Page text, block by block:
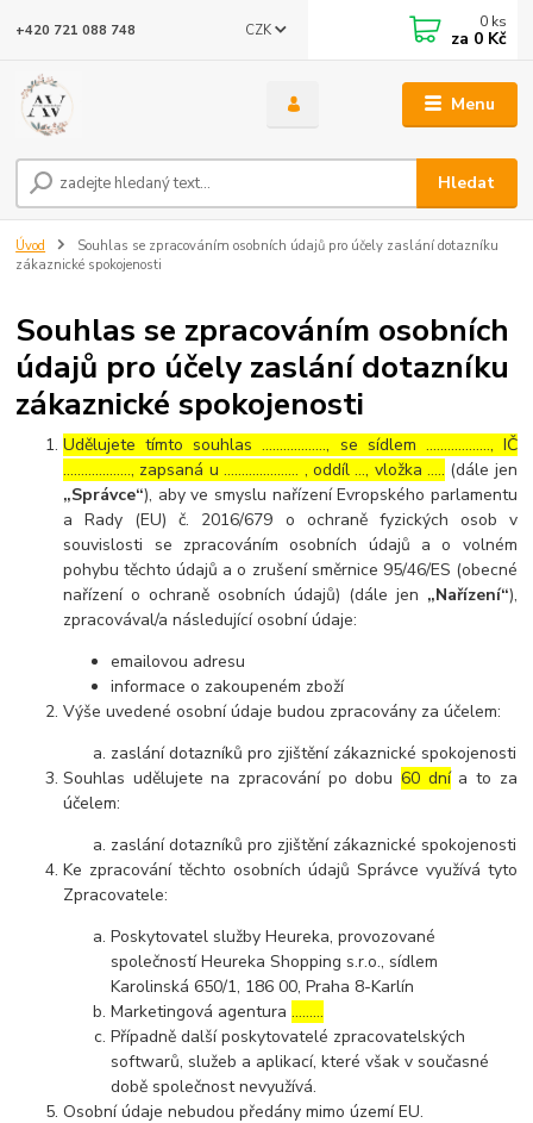
Menu
CZK
Hledat
+420 721 088 748 0 ks
za 0 Kč
Úvod
Souhlas se zpracováním osobních údajů pro účely zaslání dotazníku
zákaznické spokojenosti
Souhlas se zpracováním osobních
údajů pro účely zaslání dotazníku
zákaznické spokojenosti
Udělujete tímto souhlas ……………..., se sídlem ………………, IČ
………………., zapsaná u ………………… , oddíl …, vložka ….. (dále jen
„Správce“), aby ve smyslu nařízení Evropského parlamentu
a Rady (EU) č. 2016/679 o ochraně fyzických osob v
souvislosti se zpracováním osobních údajů a o volném
pohybu těchto údajů a o zrušení směrnice 95/46/ES (obecné
nařízení o ochraně osobních údajů) (dále jen „Nařízení“),
zpracovával/a následující osobní údaje:
emailovou adresu
informace o zakoupeném zboží
Výše uvedené osobní údaje budou zpracovány za účelem:
zaslání dotazníků pro zjištění zákaznické spokojenosti
Souhlas udělujete na zpracování po dobu60 dnía to za
účelem:
zaslání dotazníků pro zjištění zákaznické spokojenosti
Ke zpracování těchto osobních údajů Správce využívá tyto
Zpracovatele:
Poskytovatel služby Heureka, provozované
společností Heureka Shopping s.r.o., sídlem
Karolinská 650/1, 186 00, Praha 8-Karlín
Marketingová agentura………
Případně další poskytovatelé zpracovatelských
softwarů, služeb a aplikací, které však v současné
době společnost nevyužívá.
Osobní údaje nebudou předány mimo území EU.